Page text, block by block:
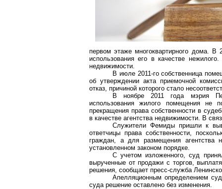
первом этаже многоквартирного дома.
использования его в качестве
недвижимости.
В июле 2011-го собственница
об утверждении акта приемочной
отказ, причиной которого стало
В ноябре 2011 года мэрия
использования жилого помещения не
прекращения права собственности в
в качестве агентства недвижимости. В
Служители Фемиды пришли к
ответчицы права собственности,
граждан, а для размещения агентства
установленном законом порядке.
С учетом изложенного, суд
вырученные от продажи с торгов,
решения, сообщает пресс-служба
Апелляционным определением
суда решение оставлено без изменения.